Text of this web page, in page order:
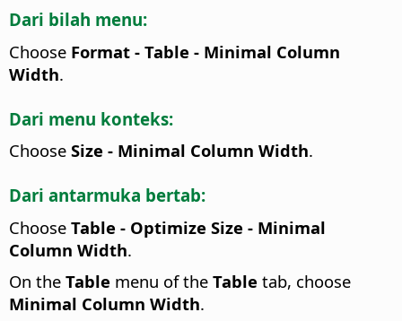
Dari bilah menu:
Choose Format - Table - Minimal Column
Width.
Dari menu konteks:
Choose Size - Minimal Column Width.
Dari antarmuka bertab:
Choose Table - Optimize Size - Minimal
Column Width.
On the Table menu of the Table tab, choose
Minimal Column Width.